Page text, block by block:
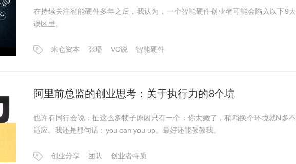
在持续关注智能硬件多年之后，我认为，一个智能硬件创业者可能会陷入以下9大
误区里。
米仓资本 张璠 VC说 智能硬件
阿里前总监的创业思考：关于执行力的8个坑
也许有同行会说：扯这么多犊子原因只有一个：你太嫩了，稍稍换个环境就N多不
适应。我还是那句话：you can you up。最好还能教教我。
创业分享 团队 创业者特质